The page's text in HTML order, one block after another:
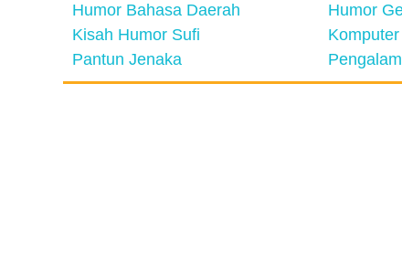
Humor Bahasa Daerah
Humor
Kisah Humor Sufi
Pantun Jenaka